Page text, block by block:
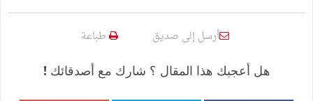
أرسل إلى صديق طباعة
هل أعجبك هذا المقال ؟ شارك مع أصدقائك !